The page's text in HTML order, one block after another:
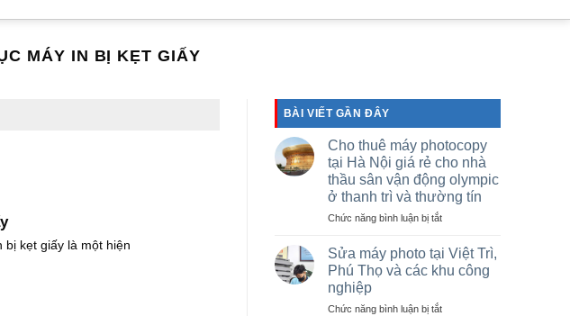
MÁY IN BỊ KẸT GIẤY
bị kẹt giấy là một hiện
BÀI VIẾT GẦN ĐÂY
Cho thuê máy photocopy
tại Hà Nội giá rẻ cho nhà
thầu sân vận động olympic
ở thanh trì và thường tín
Chức năng bình luận bị tắtở
thuê
máy
photocopy
Hà
Sửa máy photo tại Việt Trì,
Phú Thọ và các khu công
nghiệp
Chức năng bình luận bị tắtở